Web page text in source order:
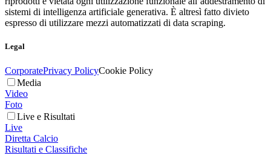
sistemi di intelligenza artificiale generativa. È altresì fatto divieto
espresso di utilizzare mezzi automatizzati di data scraping.
Legal
CorporatePrivacy PolicyCookie Policy
Media
Video
Foto
Live e Risultati
Live
Diretta Calcio
Risultati e Classifiche